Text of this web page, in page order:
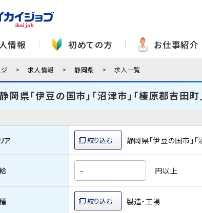
情報 初めての方 お仕事紹介
求人情報 静岡県 求人一覧
静岡県「伊豆の国市」「沼津市」「榛原郡吉田
ア 静岡県「伊豆の国市」「
円以上
製造・工場